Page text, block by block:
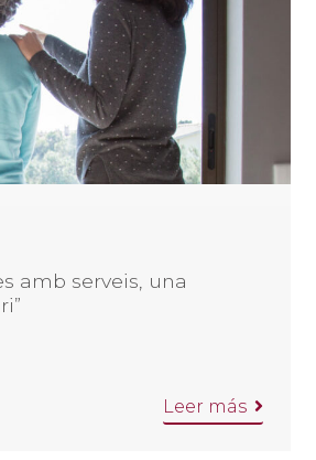
amb serveis, una
Leer más